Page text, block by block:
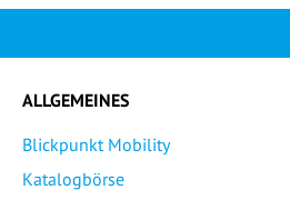
ALLGEMEINES
Blickpunkt Mobility
Katalogbörse